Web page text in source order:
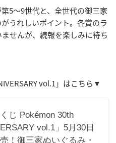
5〜9世代と、全世代の御三家
うれしいポイント。各賞のラ
せんが、続報を楽しみに待ち
vol.1」はこちら▼